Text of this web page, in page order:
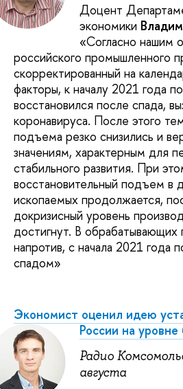
Доцент
экономики
«Согласно нашим
российского промышленного
скорректированный на
факторы, к началу 2021 года
восстановился после спада,
коронавируса. После этого
подъема резко снизились и
значениям, характерным для
стабильного развития. При
восстановительный подъем в
ископаемых продолжается,
докризисный уровень
достигнут. В обрабатывающих
напротив, с начала 2021 года
спадом»
Экономист оценил идею
России на
Радио
августа